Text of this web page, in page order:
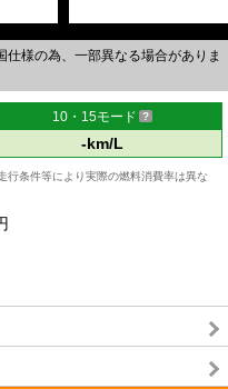
様の為、一部異なる場合がありま
10・15モード
-km/L
条件等により実際の燃料消費率は異な